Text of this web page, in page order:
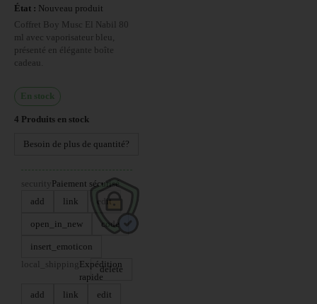
État : Nouveau produit
Coffret Boy Musc El Nabil 80
ml avec vaporisateur bleu,
présenté en élégante boîte
cadeau.
En stock
4 Produits en stock
Besoin de plus de quantité?
security Paiement sécurisé
add
link edit
open_in_new code
insert_emoticon
delete
local_shipping Expédition
rapide
add
link edit